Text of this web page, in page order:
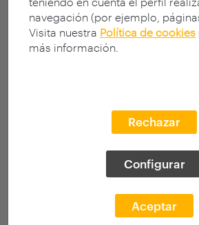
navegación (por ejemplo,
Visita nuestra Política de cookies
más información.
Rechazar
Configurar
Aceptar